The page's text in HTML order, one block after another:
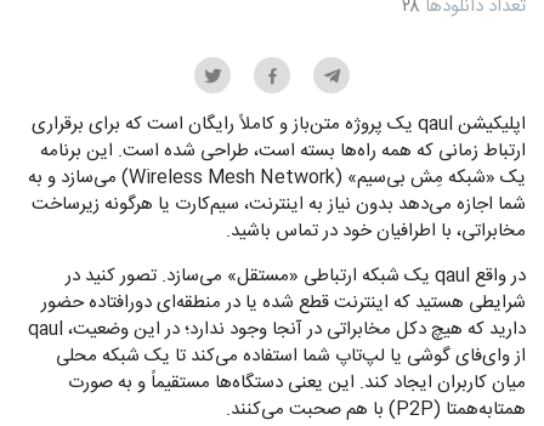
تعداد دانلودها ۲۸
اپلیکیشن qaul یک پروژه متن‌باز و کاملاً رایگان است که برای برقراری
ارتباط زمانی که همه راه‌ها بسته است، طراحی شده است. این برنامه
یک «شبکه مِش بی‌سیم» (Wireless Mesh Network) می‌سازد و به
شما اجازه می‌دهد بدون نیاز به اینترنت، سیم‌کارت یا هرگونه زیرساخت
مخابراتی، با اطرافیان خود در تماس باشید.
در واقع qaul یک شبکه ارتباطی «مستقل» می‌سازد. تصور کنید در
شرایطی هستید که اینترنت قطع شده یا در منطقه‌ای دورافتاده حضور
دارید که هیچ دکل مخابراتی در آنجا وجود ندارد؛ در این وضعیت، qaul
از وای‌فای گوشی یا لپ‌تاپ شما استفاده می‌کند تا یک شبکه محلی
میان کاربران ایجاد کند. این یعنی دستگاه‌ها مستقیماً و به صورت
همتا‌به‌همتا (P2P) با هم صحبت می‌کنند.